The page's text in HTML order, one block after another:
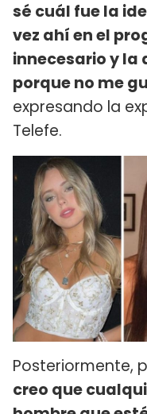
sé cuál fue la
vez ahí en el
innecesario y
porque no me
expresando la
Telefe.
Posteriormente,
creo que